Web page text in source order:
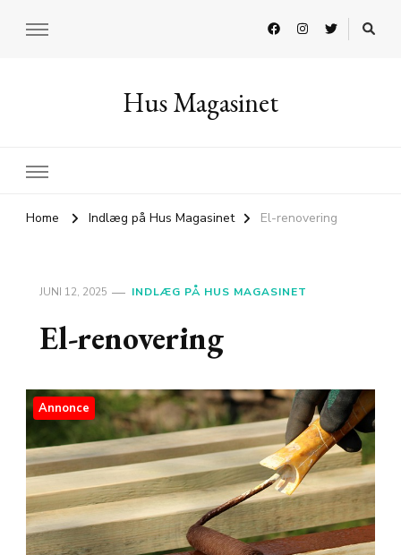
Hus Magasinet
Home Indlæg på Hus Magasinet El-renovering
JUNI 12, 2025 INDLÆG PÅ HUS MAGASINET
El-renovering
Annonce